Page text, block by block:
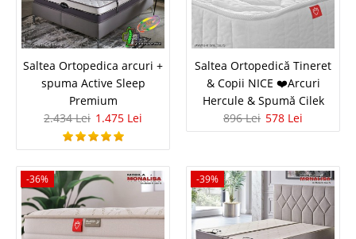
Pret Redus 1.427 Lei
Vezi Detalii
Adauga la Favorite
Saltea Ortopedica arcuri +
spuma Active Sleep
Premium
2.434 Lei 1.475 Lei
Saltea Ortopedică Tineret
& Copii NICE ❤️Arcuri
Hercule & Spumă Cilek
896 Lei 578 Lei
-36% -39%